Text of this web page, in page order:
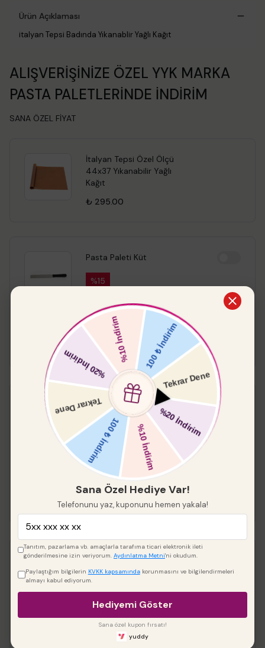
Ürün Açıklaması
italyan Tepsi Badında Yıkanablir Yağlı Kağıt
ALIŞVERİŞİNİZE ÖZEL YYK MARKA
PASTA PALETLERİNDE İNDİRİM
SANA ÖZEL FİYAT
İtalyan Tepsi Özel Ölçü
44x37 Yıkanabilir Yağlı
Kağıt
₺ 295.00
Pasta Paleti Küt
%15
₺ 549.00 ₺ 466.65
Boyut
Keskin Kenar Yuvarlak
Pleksi 2 li
20
₺ 288.00
₺ 230.40
papatyapleksi
%
₺ 288.00 ₺ 230.40
Çap
Sana Özel Hediye Var!
Telefonunu yaz, kuponunu hemen yakala!
Tanıtım, pazarlama vb. amaçlarla tarafıma ticari elektronik ileti
gönderilmesine izin veriyorum. Aydınlatma Metni'ni okudum.
Paylaştığım bilgilerin KVKK kapsamındakorunmasını ve bilgilendirmeleri
almayı kabul ediyorum.
Hediyemi Göster
Sana özel kupon fırsatı!
yuddy